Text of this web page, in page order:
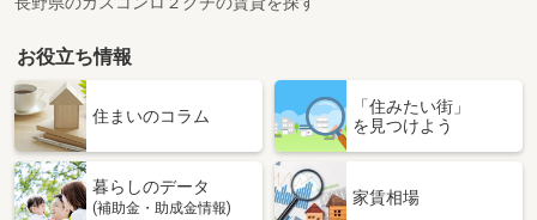
間取り
1K
長野県須坂市大字須坂
価 格
6.20万円
長野県須坂市大字須坂
専有面積 20.81m²
間取り
お役立ち情報
住まいのコラム
「住みたい街」
を見つけよう
暮らしのデータ
(補助金・助成金情報)
家賃相場